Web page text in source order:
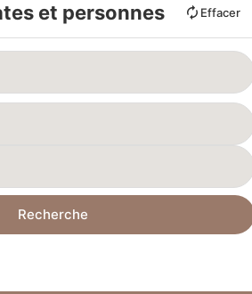
et personnes Effacer
Recherche